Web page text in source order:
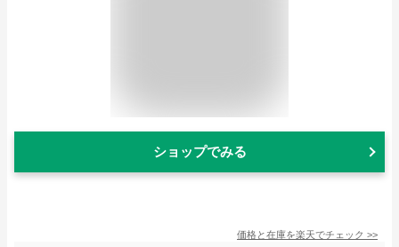
ショップでみる
価格と在庫を楽天でチェック >>